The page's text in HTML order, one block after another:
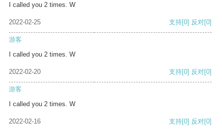
I called you 2 times. W
2022-02-25 支持[0] 反对[0]
游客
I called you 2 times. W
2022-02-20 支持[0] 反对[0]
游客
I called you 2 times. W
2022-02-16 支持[0] 反对[0]